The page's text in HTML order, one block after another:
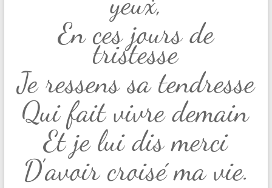
En ces jours de
tristesse
Je ressens sa tendresse
Qui fait vivre demain
Et je lui dis merci
D’avoir croisé ma vie.